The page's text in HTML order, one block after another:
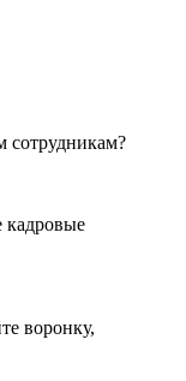
сотрудникам?
кадровые
воронку,